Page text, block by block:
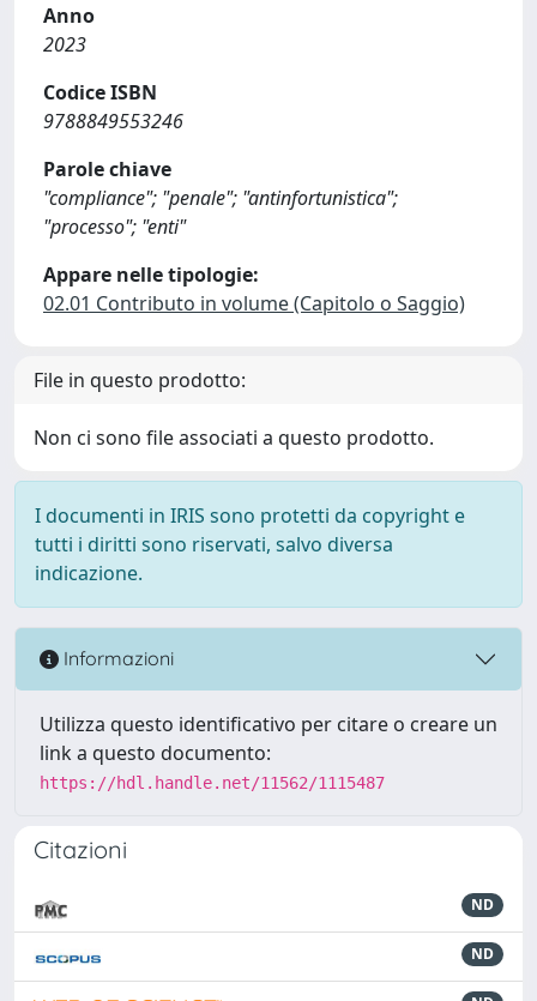
Anno
2023
Codice ISBN
9788849553246
Parole chiave
"compliance"; "penale"; "antinfortunistica";
"processo"; "enti"
Appare nelle tipologie:
02.01 Contributo in volume (Capitolo o Saggio)
File in questo prodotto:
Non ci sono file associati a questo prodotto.
I documenti in IRIS sono protetti da copyright e
tutti i diritti sono riservati, salvo diversa
indicazione.
Informazioni
Utilizza questo identificativo per citare o creare un
link a questo documento:
https://hdl.handle.net/11562/1115487
Citazioni
ND
ND